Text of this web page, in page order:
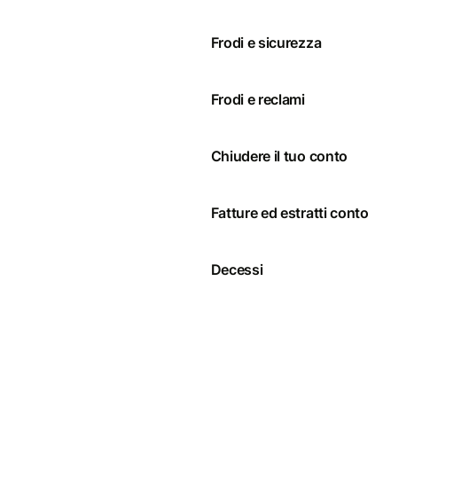
Frodi e sicurezza
Frodi e reclami
Chiudere il tuo conto
Fatture ed estratti conto
Decessi